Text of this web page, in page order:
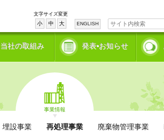
文字サイズ変更
小 中 大 ENGLISH
当社の取組み 発表•お知らせ
事業情報
埋設事業 再処理事業 廃棄物管理事業